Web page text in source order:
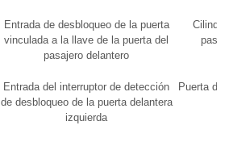
Entrada de desbloqueo de la puerta
vinculada a la llave de la puerta del
pasajero delantero
Entrada del interruptor de detección
de desbloqueo de la puerta delantera
izquierda
Puerta